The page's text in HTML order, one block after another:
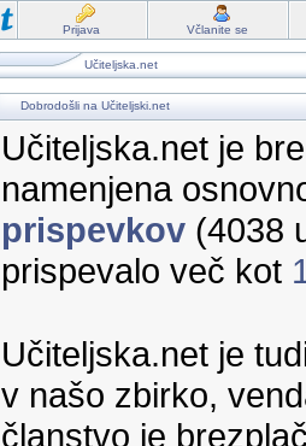
Prijava Včlanite se
Učiteljska.net
Dobrodošli na Učiteljski.net
Učiteljska.net je
namenjena
prispevkov (4038
prispevalo več kot
Učiteljska.net je
v našo zbirko,
članstvo je